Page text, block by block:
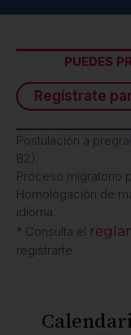
PUEDES
Regístrate
Postulación a
B2).
Proceso migratorio
Homologación de
idioma.
* Consulta el
registrarte.